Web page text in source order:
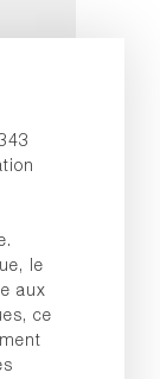
le
aux
ce